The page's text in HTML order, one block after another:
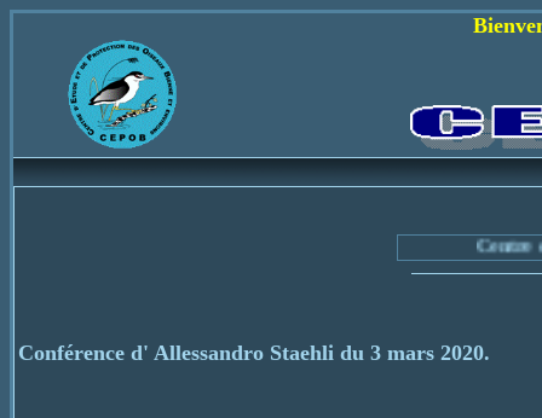
Bienvenue sur le
Centre d'Etude
Conférence d' Allessandro Staehli du 3 mars 2020.